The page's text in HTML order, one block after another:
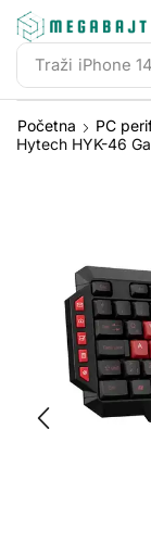
Traži iPhone 14
Početna PC
Hytech HYK-46